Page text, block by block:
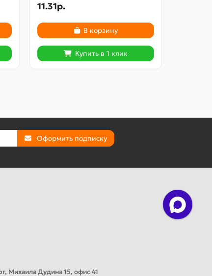
11.31р.
В корзину
Купить в 1 клик
Оформить подписку
Михаила Дудина 15, офис 41